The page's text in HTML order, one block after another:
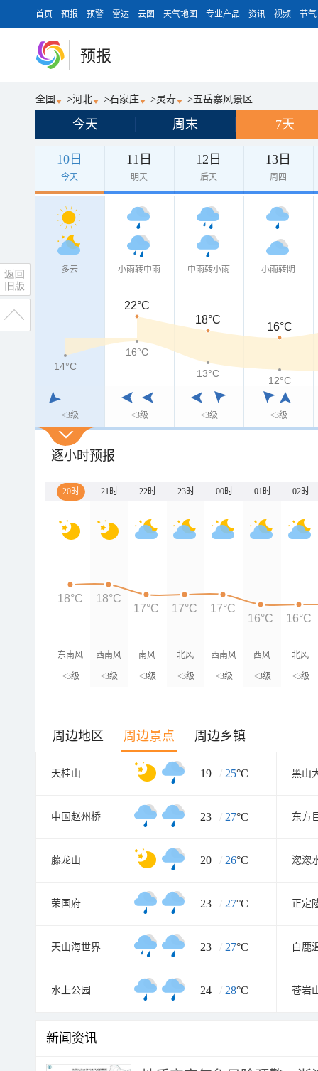
首页 预报 预警 雷达 云图 天气地图 专业产品 资讯 视频 节气
预报
全国 >河北 >石家庄 >灵寿 >五岳寨风景区
今天 周末 7天
10日
今天
11日
明天
12日
后天
13日
周四
多云
<3级
小雨转中雨
<3级
中雨转小雨
<3级
小雨转阴
<3级
22°C
18°C
16°C
14°C
16°C
13°C
12°C
逐小时预报
20时 21时 22时 23时 00时 01时 02时
东南风
<3级
西南风
<3级
南风
<3级
北风
<3级
西南风
<3级
西风
<3级
北风
<3级
18°C
18°C
17°C
17°C
17°C
16°C
16°C
周边地区 周边景点 周边乡镇
天桂山 19 / 25°C 黑山
中国赵州桥 23 / 27°C 东方
藤龙山 20 / 26°C 淴淴
荣国府 23 / 27°C 正定
天山海世界 23 / 27°C 白鹿
水上公园 24 / 28°C 苍岩
新闻资讯